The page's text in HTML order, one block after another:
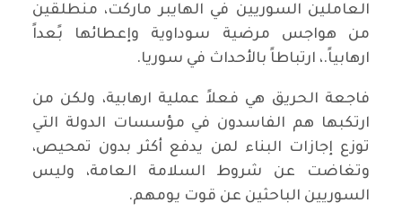
العاملين السوريين في الهايبر ماركت، منطلقين
من هواجس مرضية سوداوية وإعطائها بًعداً
ارهابياً.، ارتباطاً بالأحداث في سوريا.
فاجعة الحريق هي فعلاً عملية ارهابية، ولكن من
ارتكبها هم الفاسدون في مؤسسات الدولة التي
توزع إجازات البناء لمن يدفع أكثر بدون تمحيص،
وتغاضت عن شروط السلامة العامة، وليس
السوريين الباحثين عن قوت يومهم.